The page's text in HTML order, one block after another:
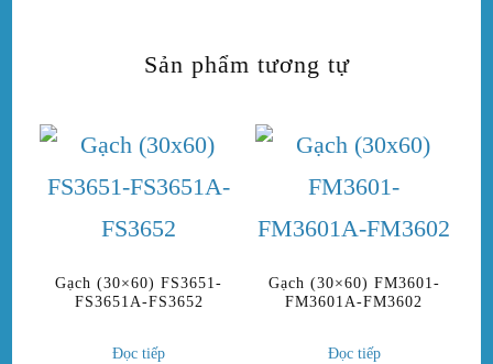
Sản phẩm tương tự
Gạch (30×60) FS3651-
FS3651A-FS3652
Đọc tiếp
Gạch (30×60) FM3601-
FM3601A-FM3602
Đọc tiếp